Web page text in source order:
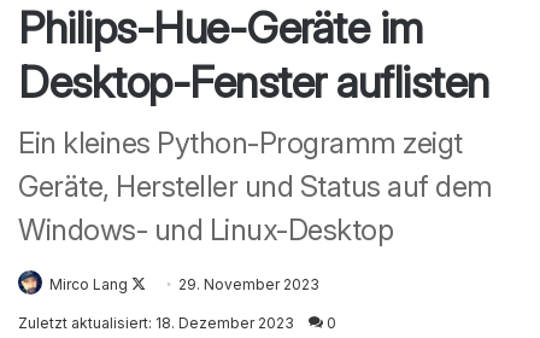
Philips-Hue-Geräte im
Desktop-Fenster auflisten
Ein kleines Python-Programm zeigt
Geräte, Hersteller und Status auf dem
Windows- und Linux-Desktop
Mirco Lang
Follow
on
29. November 2023
Zuletzt aktualisiert: 18. Dezember 2023 0